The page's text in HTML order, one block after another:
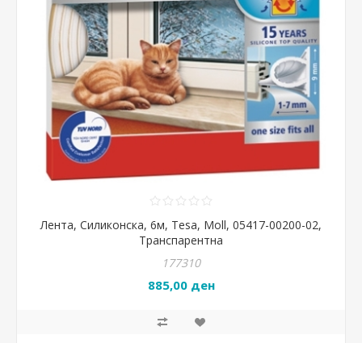
Лента, Силиконска, 6м, Tesa, Moll, 05417-00200-02,
Транспарентна
177310
885,00 ден